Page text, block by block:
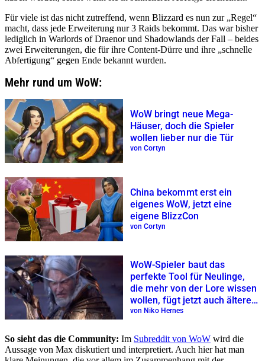
Für viele ist das nicht zutreffend, wenn Blizzard es nun zur „Regel“
macht, dass jede Erweiterung nur 3 Raids bekommt. Das war bisher
lediglich in Warlords of Draenor und Shadowlands der Fall – beides
zwei Erweiterungen, die für ihre Content-Dürre und ihre „schnelle
Abfertigung“ gegen Ende bekannt wurden.
Mehr rund um WoW:
WoW bringt neue Mega-
Häuser, doch die Spieler
wollen lieber nur die Tür
von Cortyn
China bekommt erst ein
eigenes WoW, jetzt eine
eigene BlizzCon
von Cortyn
WoW-Spieler baut das
perfekte Tool für Neulinge,
die mehr von der Lore wissen
wollen, fügt jetzt auch ältere
Erweiterungen hinzu
von Niko Hernes
So sieht das die Community: Im Subreddit von WoW wird die
Aussage von Max diskutiert und interpretiert. Auch hier hat man